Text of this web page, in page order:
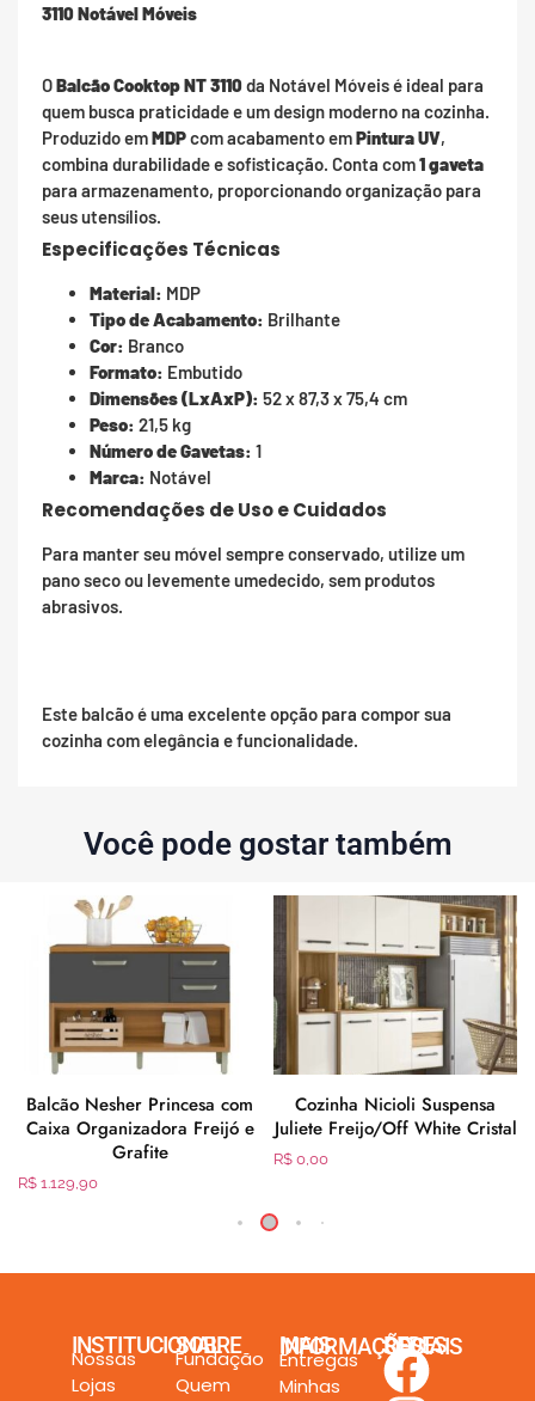
3110 Notável Móveis
OBalcão Cooktop NT 3110da Notável Móveis é ideal para
quem busca praticidade e um design moderno na cozinha.
Produzido emMDPcom acabamento emPintura UV,
combina durabilidade e sofisticação. Conta com1 gaveta
para armazenamento, proporcionando organização para
seus utensílios.
Especificações Técnicas
Material: MDP
Tipo de Acabamento: Brilhante
Cor: Branco
Formato: Embutido
Dimensões (LxAxP): 52 x 87,3 x 75,4 cm
Peso: 21,5 kg
Número de Gavetas: 1
Marca: Notável
Recomendações de Uso e Cuidados
Para manter seu móvel sempre conservado, utilize um
pano seco ou levemente umedecido, sem produtos
abrasivos.
Este balcão é uma excelente opção para compor sua
cozinha com elegância e funcionalidade.
Você pode gostar também
Balcão Nesher Princesa com
Caixa Organizadora Freijó e
Grafite
R$ 1.129,90
Cozinha Nicioli Suspensa
Juliete Freijo/Off White Cristal
R$ 0,00
INSTITUCIONAL
Nossas
Lojas
SOBRE
Fundação
Quem
MAIS INFORMAÇÕES
Entregas
Minhas
REDES SOCIAIS